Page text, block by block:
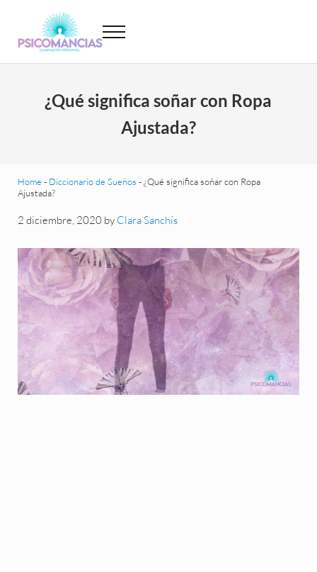
Psicomancias
Menu
¿Qué significa soñar con Ropa
Ajustada?
Home - Diccionario de Sueños -¿Qué significa soñar con Ropa
Ajustada?
2 diciembre, 2020 by Clara Sanchís